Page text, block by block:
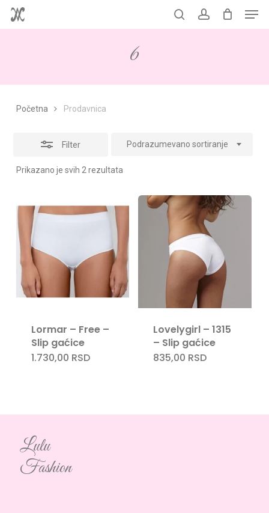
Skip
to
searchaccount
Korpa Close
6
Početna Prodavnica
Filter
Prikazano je svih 2 rezultata
Podrazumevano sortiranje
Close
Lormar – Free –
Slip gaćice
1.730,00 RSD
Lovelygirl – 1315
– Slip gaćice
835,00 RSD
Lulu
Fashion